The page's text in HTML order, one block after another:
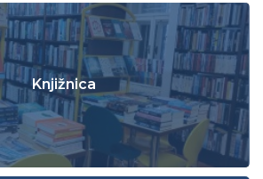
Knjižnica